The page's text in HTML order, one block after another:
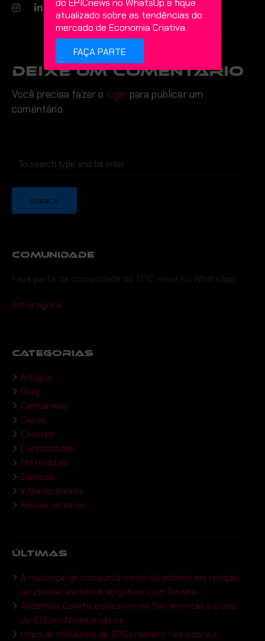
DEIXE UM COMENTÁRIO
Você precisa fazer o login para publicar um
comentário.
COMUNIDADE
Faça parte da comunidade do EPIC news no WhatsApp.
Entre agora!
CATEGORIAS
Artigos
Blog
Campanhas
Cases
Clientes
Curiosidades
Entrevistas
Eventos
Influenciadores
Review semanal
ÚLTIMAS
A mudança de comportamento do público em relação
ao cinema, exclusiva ao gshow com Gaveta
Anderson Gaveta explica: novas ferramentas e o uso
de CGI em filmes e séries.
Head de Influência da EPICcreators fala sobre a
do EPICnews no WhatsUp e fique
atualizado sobre as tendências do
mercado de Economia Criativa.
FAÇA PARTE